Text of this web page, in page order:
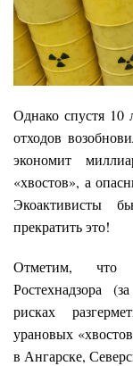
Однако спустя 10
отходов
экономит
«хвостов», а
Экоактивисты
прекратить это!
Отметим,
Ростехнадзора
рисках
урановых
в Ангарске,